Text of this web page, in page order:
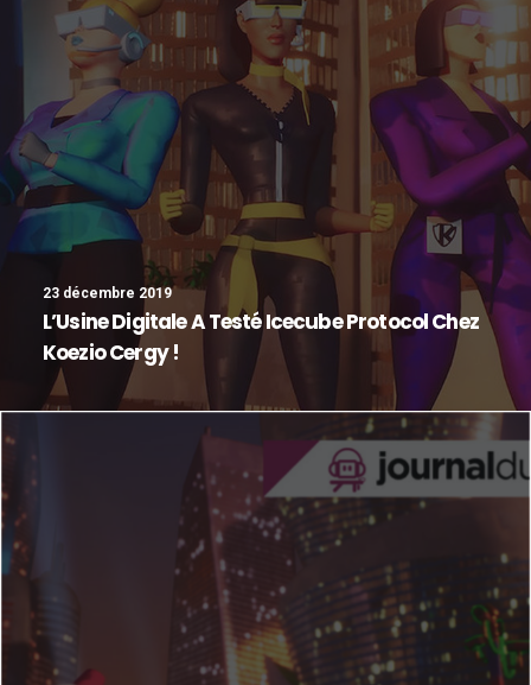
23 décembre 2019
L’Usine Digitale A Testé Icecube Protocol Chez
Koezio Cergy !